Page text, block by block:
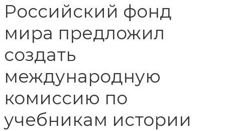
Российский фонд
мира предложил
создать
международную
комиссию по
учебникам истории